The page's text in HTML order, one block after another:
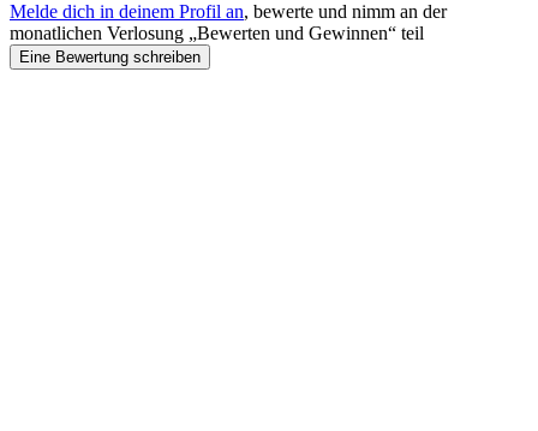
Melde dich in deinem Profil an, bewerte und nimm an der
monatlichen Verlosung „Bewerten und Gewinnen“ teil
Eine Bewertung schreiben